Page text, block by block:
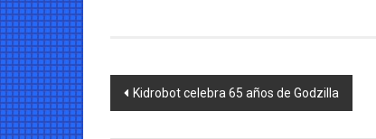
Navegación
Kidrobot celebra 65 años de Godzilla